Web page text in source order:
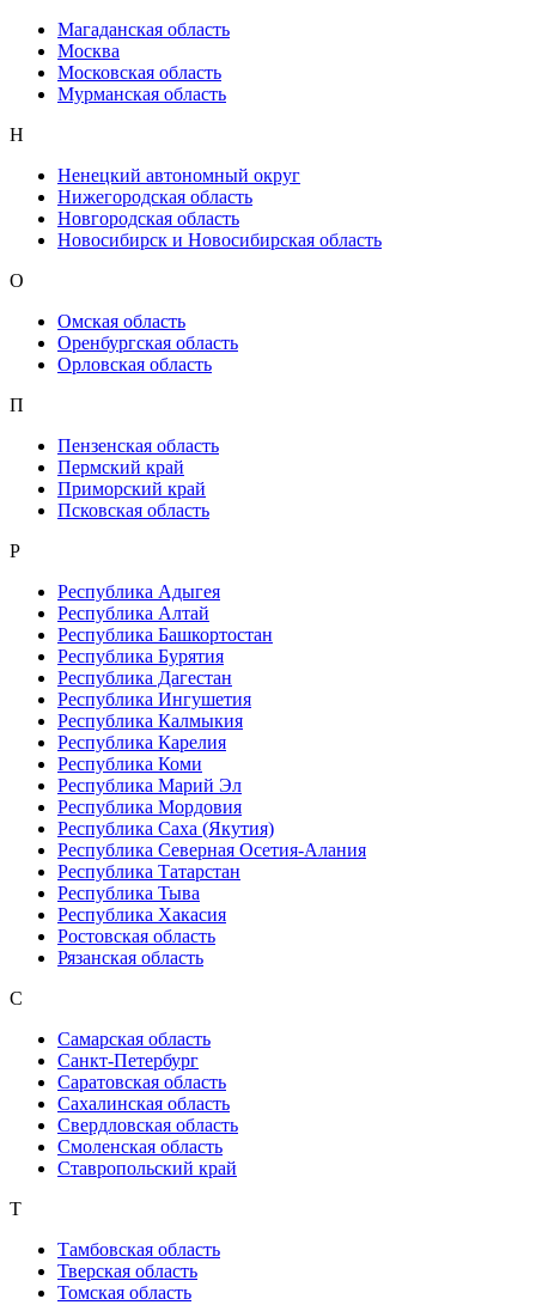
Магаданская область
Москва
Московская область
Мурманская область
Н
Ненецкий автономный округ
Нижегородская область
Новгородская область
Новосибирск и Новосибирская область
О
Омская область
Оренбургская область
Орловская область
П
Пензенская область
Пермский край
Приморский край
Псковская область
Р
Республика Адыгея
Республика Алтай
Республика Башкортостан
Республика Бурятия
Республика Дагестан
Республика Ингушетия
Республика Калмыкия
Республика Карелия
Республика Коми
Республика Марий Эл
Республика Мордовия
Республика Саха (Якутия)
Республика Северная Осетия-Алания
Республика Татарстан
Республика Тыва
Республика Хакасия
Ростовская область
Рязанская область
С
Самарская область
Санкт-Петербург
Саратовская область
Сахалинская область
Свердловская область
Смоленская область
Ставропольский край
Т
Тамбовская область
Тверская область
Томская область